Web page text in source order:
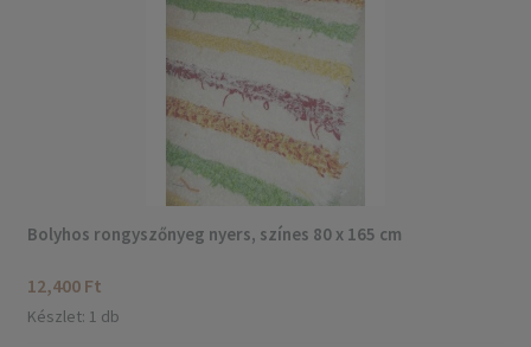
Bolyhos rongyszőnyeg nyers, színes 80 x 165 cm
12,400 Ft
Készlet: 1 db